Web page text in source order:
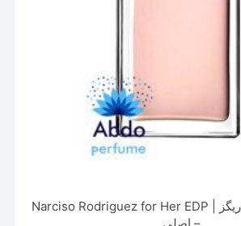
عطر نارسیس رودریگز | Narciso Rodriguez for Her EDP